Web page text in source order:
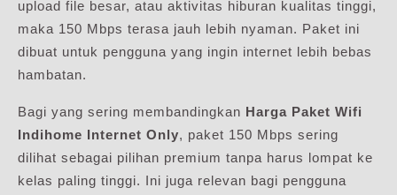
upload file besar, atau aktivitas hiburan kualitas tinggi,
maka 150 Mbps terasa jauh lebih nyaman. Paket ini
dibuat untuk pengguna yang ingin internet lebih bebas
hambatan.
Bagi yang sering membandingkan Harga Paket Wifi
Indihome Internet Only, paket 150 Mbps sering
dilihat sebagai pilihan premium tanpa harus lompat ke
kelas paling tinggi. Ini juga relevan bagi pengguna